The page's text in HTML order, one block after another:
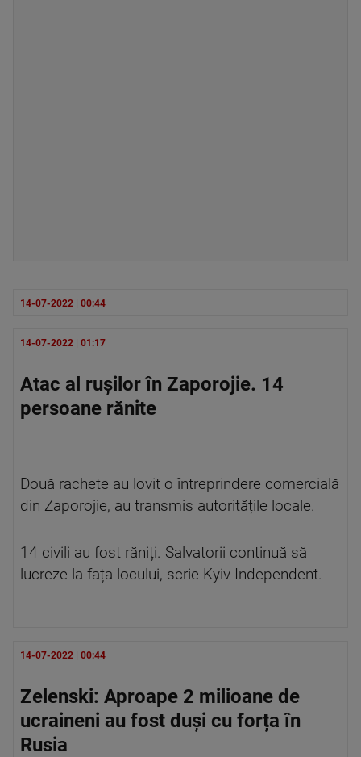
14-07-2022 | 00:44
14-07-2022 | 01:17
Atac al rușilor în Zaporojie. 14
persoane rănite
Două rachete au lovit o întreprindere comercială
din Zaporojie, au transmis autoritățile locale.
14 civili au fost răniți. Salvatorii continuă să
lucreze la fața locului, scrie Kyiv Independent.
14-07-2022 | 00:44
Zelenski: Aproape 2 milioane de
ucraineni au fost duși cu forța în
Rusia